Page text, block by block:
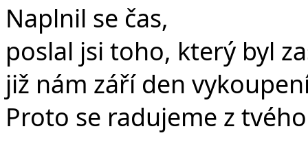
Naplnil se čas,
poslal jsi toho, který byl
již nám září den
Proto se radujeme z